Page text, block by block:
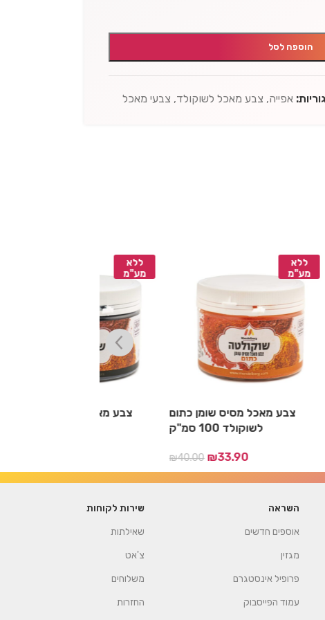
הוספה לסל
אפייה, צבע מאכל לשוקולד, צבעי מאכל
מע"מ
צבע מאכל מסיס שומן כתום
לשוקולד 100 סמ"ק
33.90
סגול חציל
השראה
אוספים חדשים
מגזין
פרופיל אינסטגרם
עמוד הפייסבוק
שירות לקוחות
שאילתות
צ'אט
משלוחים
החזרות